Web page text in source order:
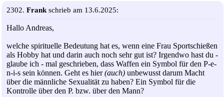
2302. Frankschrieb am 13.6.2025:
Hallo Andreas,
welche spirituelle Bedeutung hat es, wenn eine Frau Sportschießen
als Hobby hat und darin auch noch sehr gut ist? Irgendwo hast du -
glaube ich - mal geschrieben, dass Waffen ein Symbol für den P-e-
n-i-s sein können. Geht es hier(auch) unbewusst darum Macht
über die männliche Sexualität zu haben? Ein Symbol für die
Kontrolle über den P. bzw. über den Mann?